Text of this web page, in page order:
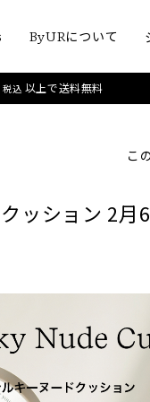
ByURについて
税込 以上で送料無料
こ
ッション 2月